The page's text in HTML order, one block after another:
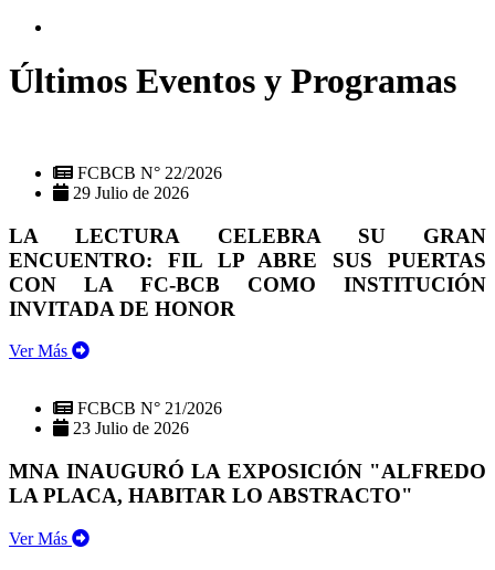
Últimos Eventos y Programas
FCBCB N° 22/2026
29 Julio de 2026
LA LECTURA CELEBRA SU GRAN
ENCUENTRO: FIL LP ABRE SUS PUERTAS
CON LA FC-BCB COMO INSTITUCIÓN
INVITADA DE HONOR
Ver Más
FCBCB N° 21/2026
23 Julio de 2026
MNA INAUGURÓ LA EXPOSICIÓN "ALFREDO
LA PLACA, HABITAR LO ABSTRACTO"
Ver Más